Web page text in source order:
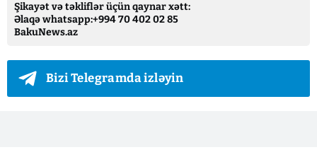
Şikayət və təkliflər üçün qaynar xətt:
Əlaqə whatsapp:+994 70 402 02 85
BakuNews.az
Bizi Telegramda izləyin